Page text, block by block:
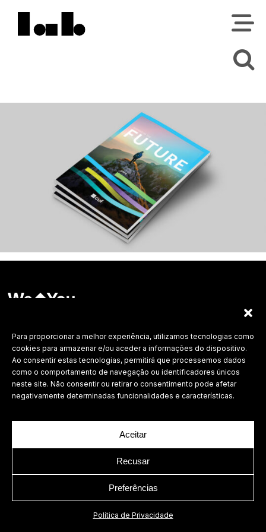
Para proporcionar a melhor experiência, utilizamos tecnologias como
cookies para armazenar e/ou aceder a informações do dispositivo.
Ao consentir estas tecnologias, permitirá que processemos dados
como o comportamento de navegação ou identificadores únicos
neste site. Não consentir ou retirar o consentimento pode afetar
negativamente determinadas funcionalidades e características.
Aceitar
Recusar
Preferências
Política de Privacidade
©2026 Todos os direitos reservados.
Política de Privacidade